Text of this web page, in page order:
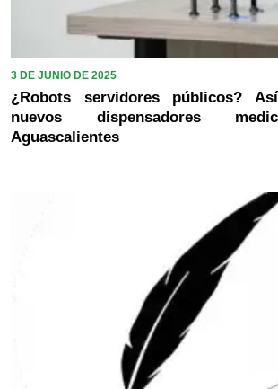
3 DE JUNIO DE 2025
¿Robots servidores públicos?
nuevos dispensadores
Aguascalientes